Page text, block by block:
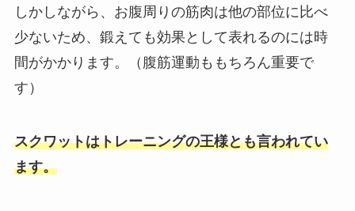
しかしながら、お腹周りの筋肉は他の部位に比べ
少ないため、鍛えても効果として表れるのには時
間がかかります。（腹筋運動ももちろん重要で
す）
スクワットはトレーニングの王様とも言われてい
ます。